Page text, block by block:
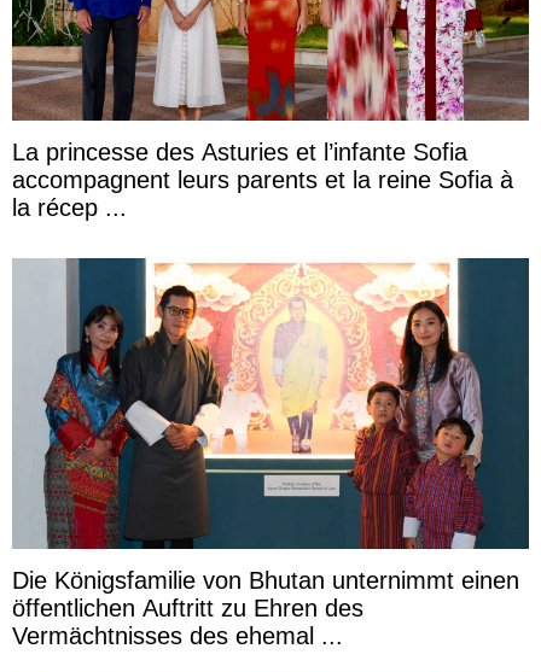
La princesse des Asturies et l’infante Sofia
accompagnent leurs parents et la reine Sofia à
la récep ...
Die Königsfamilie von Bhutan unternimmt einen
öffentlichen Auftritt zu Ehren des
Vermächtnisses des ehemal ...